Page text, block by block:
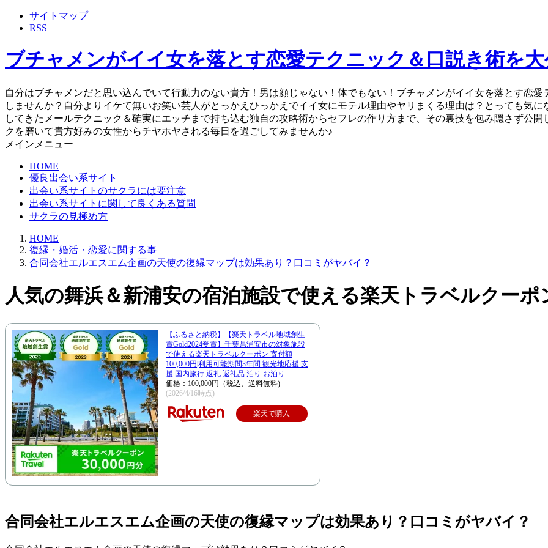
サイトマップ
RSS
ブチャメンがイイ女を落とす恋愛テクニック＆口説き術を大
自分はブチャメンだと思い込んでいて行動力のない貴方！男は顔じゃない！体でもない！ブチャメンがイイ女を落とす恋
しませんか？自分よりイケて無いお笑い芸人がとっかえひっかえでイイ女にモテル理由やヤリまくる理由は？とっても気
してきたメールテクニック＆確実にエッチまで持ち込む独自の攻略術からセフレの作り方まで、その裏技を包み隠さず公
クを磨いて貴方好みの女性からチヤホヤされる毎日を過ごしてみませんか♪
メインメニュー
HOME
優良出会い系サイト
出会い系サイトのサクラには要注意
出会い系サイトに関して良くある質問
サクラの見極め方
HOME
復縁・婚活・恋愛に関する事
合同会社エルエスエム企画の天使の復縁マップは効果あり？口コミがヤバイ？
人気の舞浜＆新浦安の宿泊施設で使える楽天トラベルクーポ
【ふるさと納税】【楽天トラベル地域創生
賞Gold2024受賞】千葉県浦安市の対象施設
で使える楽天トラベルクーポン 寄付額
100,000円|利用可能期間3年間 観光地応援 支
援 国内旅行 返礼 返礼品 泊り お泊り
価格：100,000円（税込、送料無料)
(2026/4/16時点)
楽天で購入
合同会社エルエスエム企画の天使の復縁マップは効果あり？口コミがヤバイ？